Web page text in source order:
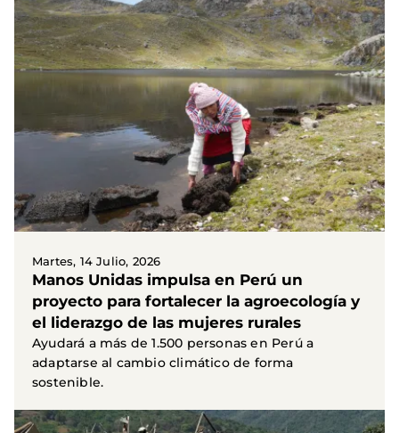
Martes, 14 Julio, 2026
Manos Unidas impulsa en Perú un
proyecto para fortalecer la agroecología y
el liderazgo de las mujeres rurales
Ayudará a más de 1.500 personas en Perú a
adaptarse al cambio climático de forma
sostenible.